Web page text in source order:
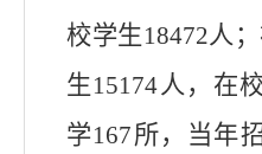
校学生18472人
生15174人，在
学167所，当年